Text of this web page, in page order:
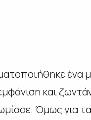
ένα
και
Όμως για